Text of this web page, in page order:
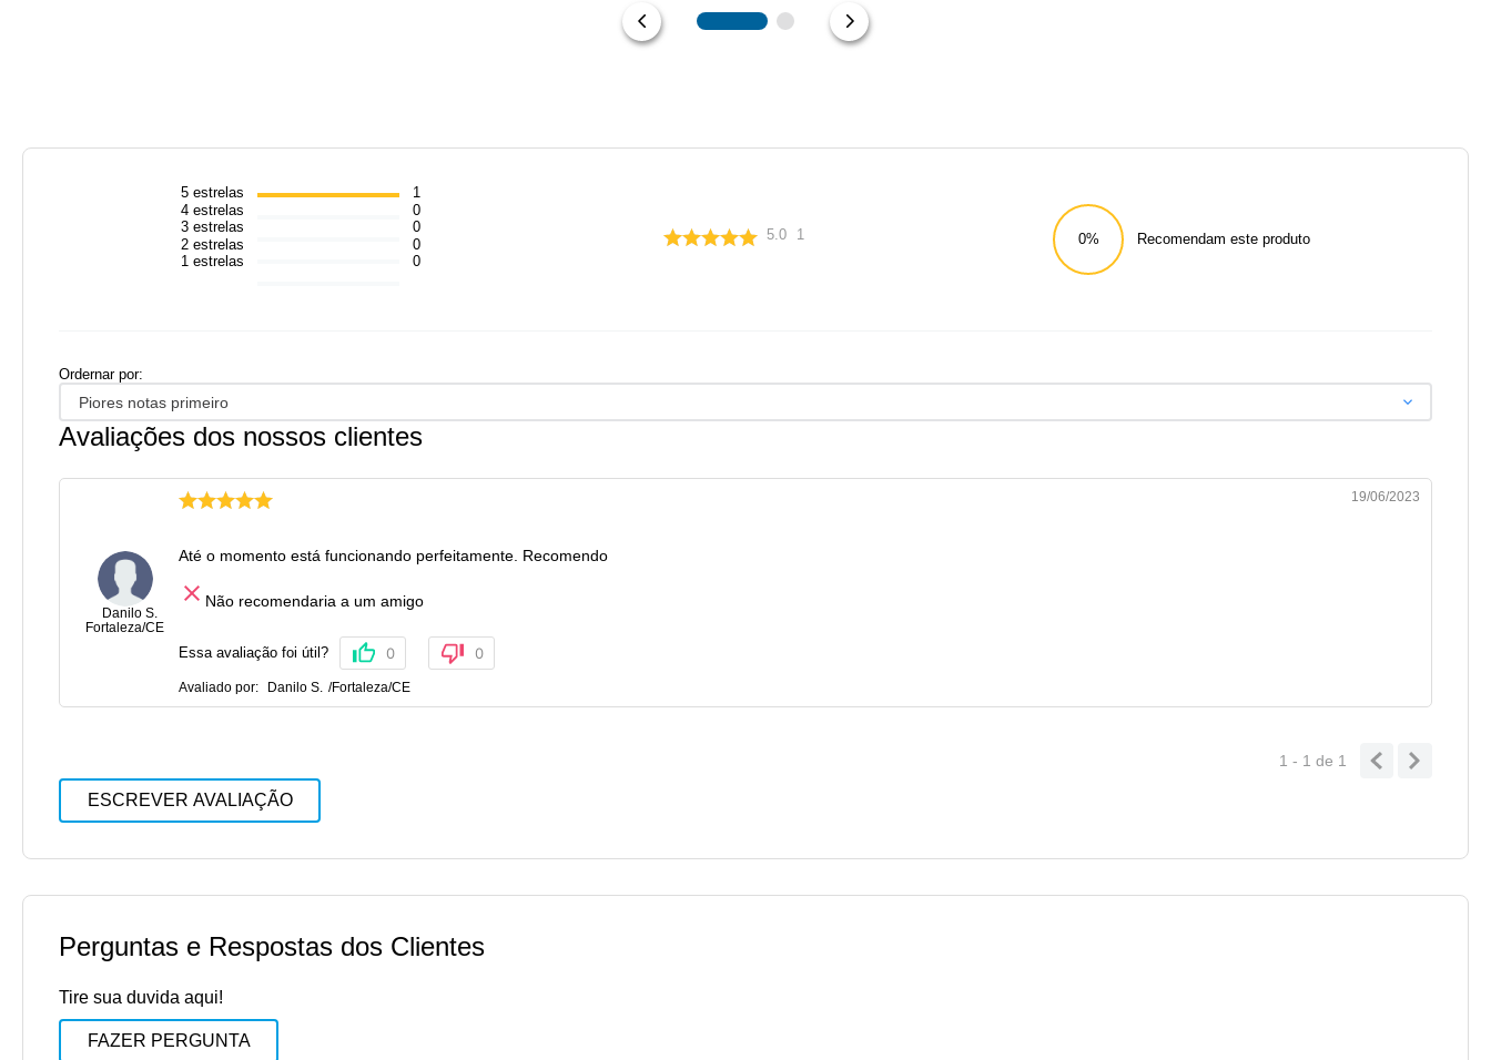
5 estrelas
4 estrelas
3 estrelas
2 estrelas
1 estrelas
1
0
0
0
0
5.0 1 0% Recomendam este produto
Ordernar por:
Piores notas primeiro
Avaliações dos nossos clientes
Danilo S.
Fortaleza/CE
19/06/2023
Até o momento está funcionando perfeitamente. Recomendo
Não recomendaria a um amigo
Essa avaliação foi útil? 0 0
Avaliado por: Danilo S. /Fortaleza/CE
1 - 1 de 1
ESCREVER AVALIAÇÃO
Perguntas e Respostas dos Clientes
Tire sua duvida aqui!
FAZER PERGUNTA